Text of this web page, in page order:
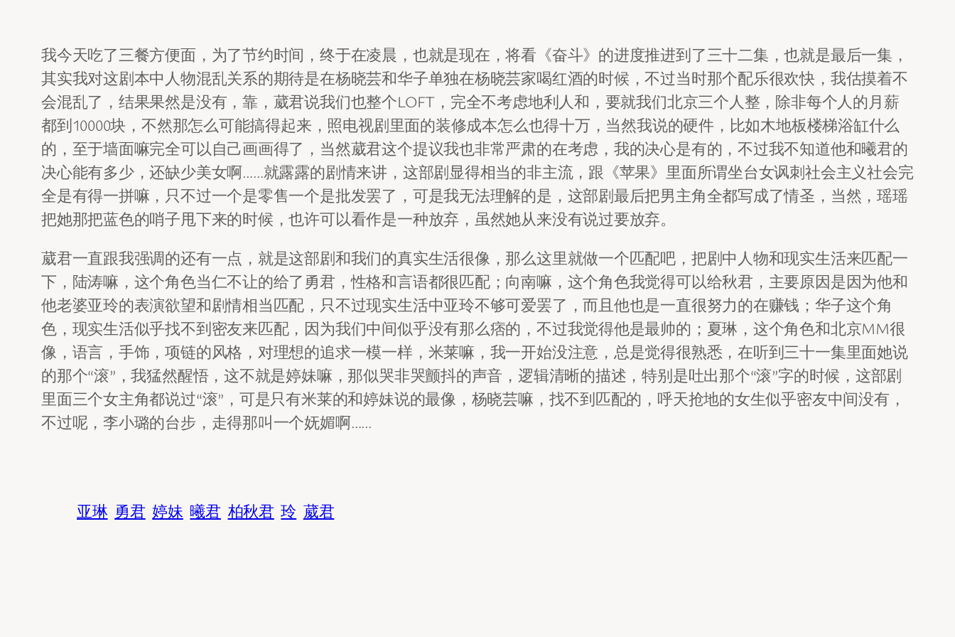
我今天吃了三餐方便面，为了节约时间，终于在凌晨，也就是现在，将看《奋斗》的进度推进到了三十二集，也就是最后一集，
其实我对这剧本中人物混乱关系的期待是在杨晓芸和华子单独在杨晓芸家喝红酒的时候，不过当时那个配乐很欢快，我估摸着不
会混乱了，结果果然是没有，靠，葳君说我们也整个LOFT，完全不考虑地利人和，要就我们北京三个人整，除非每个人的月薪
都到10000块，不然那怎么可能搞得起来，照电视剧里面的装修成本怎么也得十万，当然我说的硬件，比如木地板楼梯浴缸什么
的，至于墙面嘛完全可以自己画画得了，当然葳君这个提议我也非常严肃的在考虑，我的决心是有的，不过我不知道他和曦君的
决心能有多少，还缺少美女啊……就露露的剧情来讲，这部剧显得相当的非主流，跟《苹果》里面所谓坐台女讽刺社会主义社会完
全是有得一拼嘛，只不过一个是零售一个是批发罢了，可是我无法理解的是，这部剧最后把男主角全都写成了情圣，当然，瑶瑶
把她那把蓝色的哨子甩下来的时候，也许可以看作是一种放弃，虽然她从来没有说过要放弃。
葳君一直跟我强调的还有一点，就是这部剧和我们的真实生活很像，那么这里就做一个匹配吧，把剧中人物和现实生活来匹配一
下，陆涛嘛，这个角色当仁不让的给了勇君，性格和言语都很匹配；向南嘛，这个角色我觉得可以给秋君，主要原因是因为他和
他老婆亚玲的表演欲望和剧情相当匹配，只不过现实生活中亚玲不够可爱罢了，而且他也是一直很努力的在赚钱；华子这个角
色，现实生活似乎找不到密友来匹配，因为我们中间似乎没有那么痞的，不过我觉得他是最帅的；夏琳，这个角色和北京MM很
像，语言，手饰，项链的风格，对理想的追求一模一样，米莱嘛，我一开始没注意，总是觉得很熟悉，在听到三十一集里面她说
的那个“滚”，我猛然醒悟，这不就是婷妹嘛，那似哭非哭颤抖的声音，逻辑清晰的描述，特别是吐出那个“滚”字的时候，这部剧
里面三个女主角都说过“滚”，可是只有米莱的和婷妹说的最像，杨晓芸嘛，找不到匹配的，呼天抢地的女生似乎密友中间没有，
不过呢，李小璐的台步，走得那叫一个妩媚啊……
亚琳 勇君 婷妹 曦君 柏秋君 玲 葳君